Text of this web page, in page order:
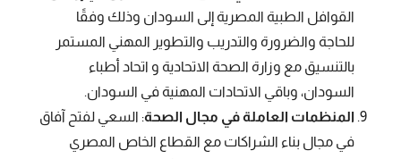
القوافل الطبية المصرية إلى السودان وذلك وفقًا
للحاجة والضرورة والتدريب والتطوير المهني المستمر
بالتنسيق مع وزارة الصحة الاتحادية و اتحاد أطباء
السودان، وباقي الاتحادات المهنية في السودان.
المنظمات العاملة في مجال الصحة: السعي لفتح آفاق
في مجال بناء الشراكات مع القطاع الخاص المصري